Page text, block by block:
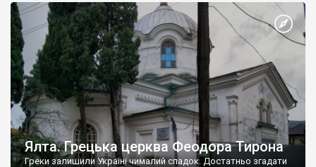
Ялта. Грецька церква Феодора Тирона
Греки залишили Україні чималий спадок. Достатньо згадати